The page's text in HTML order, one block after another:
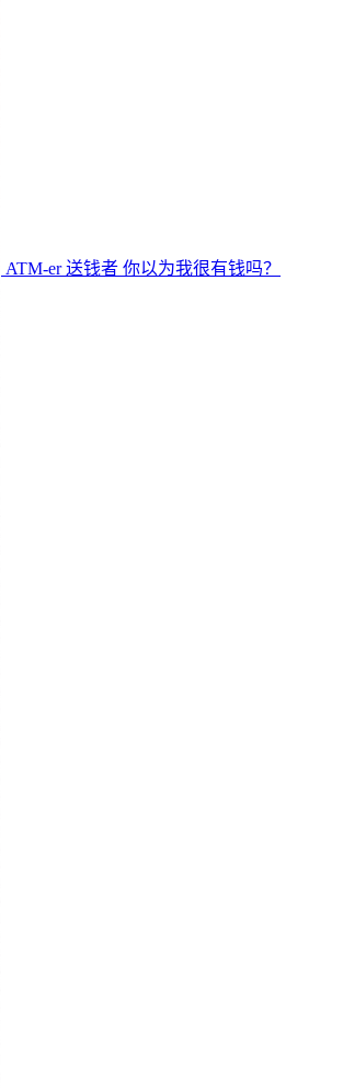
ATM-er 送钱者 你以为我很有钱吗？